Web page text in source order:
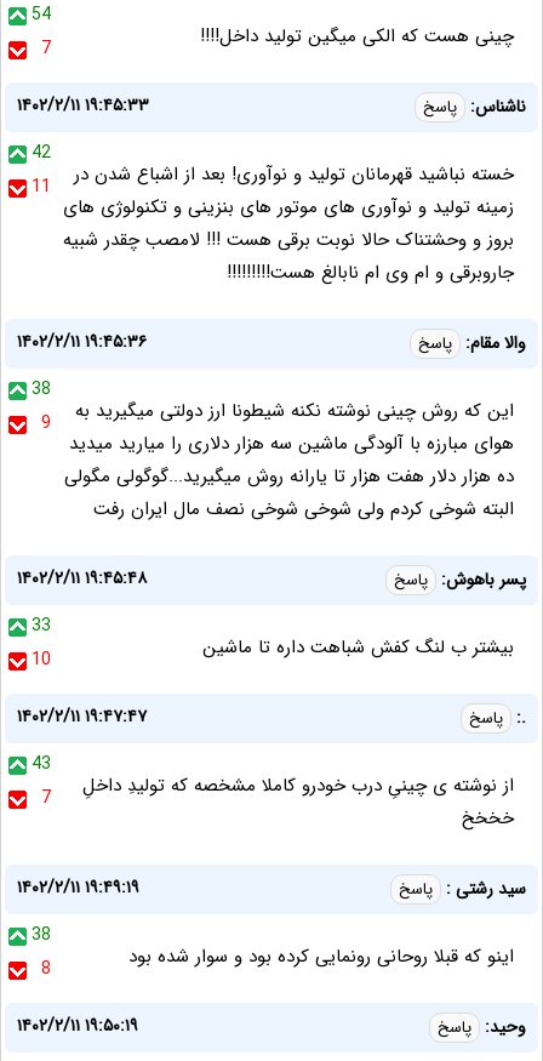
54
7
چینی هست که الکی میگین تولید داخل!!!!
ناشناس: پاسخ
۱۴۰۲/۲/۱۱ ۱۹:۴۵:۳۳
42
11
خسته نباشید قهرمانان تولید و نوآوری! بعد از اشباع شدن در
زمینه تولید و نوآوری های موتور های بنزینی و تکنولوژی های
بروز و وحشتناک حالا نوبت برقی هست !!! لامصب چقدر شبیه
جاروبرقی و ام وی ام نابالغ هست!!!!!!!!!
والا مقام: پاسخ
۱۴۰۲/۲/۱۱ ۱۹:۴۵:۳۶
38
9
این که روش چینی نوشته نکنه شیطونا ارز دولتی میگیرید به
هوای مبارزه با آلودگی ماشین سه هزار دلاری را میارید میدید
ده هزار دلار هفت هزار تا یارانه روش میگیرید...گوگولی مگولی
البته شوخی کردم ولی شوخی شوخی نصف مال ایران رفت
پسر باهوش: پاسخ
۱۴۰۲/۲/۱۱ ۱۹:۴۵:۴۸
33
10
بیشتر ب لنگ کفش شباهت داره تا ماشین
.: پاسخ
۱۴۰۲/۲/۱۱ ۱۹:۴۷:۴۷
43
7
از نوشته ی چینیِ درب خودرو کاملا مشخصه که تولیدِ داخلِ
خخخخ
سید رشتی : پاسخ
۱۴۰۲/۲/۱۱ ۱۹:۴۹:۱۹
38
8
اینو که قبلا روحانی رونمایی کرده بود و سوار شده بود
وحید: پاسخ
۱۴۰۲/۲/۱۱ ۱۹:۵۰:۱۹